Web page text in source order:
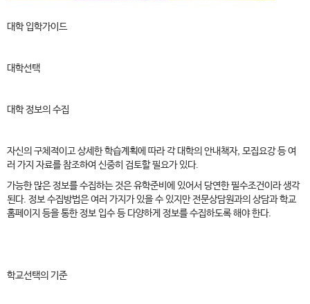
대학 입학가이드
대학선택
대학 정보의 수집
자신의 구체적이고 상세한 학습계획에 따라 각 대학의 안내책자, 모집요강 등 여
러 가지 자료를 참조하여 신중히 검토할 필요가 있다.
가능한 많은 정보를 수집하는 것은 유학준비에 있어서 당연한 필수조건이라 생각
된다. 정보 수집방법은 여러 가지가 있을 수 있지만 전문상담원과의 상담과 학교
홈페이지 등을 통한 정보 입수 등 다양하게 정보를 수집하도록 해야 한다.
학교선택의 기준